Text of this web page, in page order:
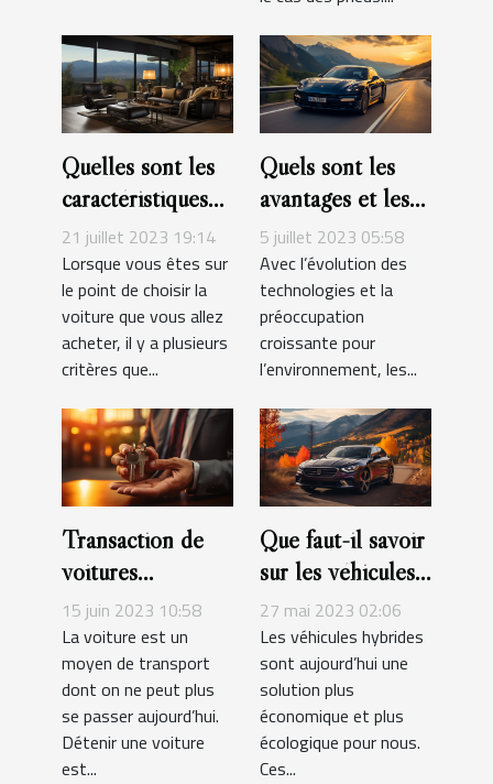
Quelles sont les
caractéristiques
des différents
types de
motorisation qui
existent ?
21 juillet 2023 19:14
Lorsque vous êtes sur
le point de choisir la
voiture que vous allez
acheter, il y a plusieurs
critères que...
Quels sont les
avantages et les
inconvénients
d'une voiture
électrique ?
5 juillet 2023 05:58
Avec l’évolution des
technologies et la
préoccupation
croissante pour
l’environnement, les...
Transaction de
voitures
d’occasion entre
particuliers : les
documents
indispensables !
15 juin 2023 10:58
La voiture est un
moyen de transport
dont on ne peut plus
se passer aujourd’hui.
Détenir une voiture
est...
Que faut-il savoir
sur les véhicules
hybrides ?
27 mai 2023 02:06
Les véhicules hybrides
sont aujourd’hui une
solution plus
économique et plus
écologique pour nous.
Ces...